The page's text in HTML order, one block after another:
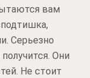
вам
Серьезно
Они
Не стоит